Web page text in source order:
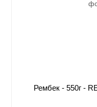
Рембек - 550г -